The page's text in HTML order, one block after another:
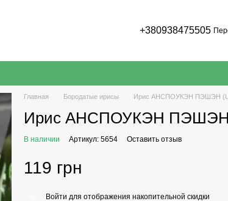
+380938475505
Главная Бородатые ирисы Ирис АНСПОУКЭН ПЭШЭН
Ирис АНСПОУКЭН ПЭШЭН
В наличии Артикул: 5654 Оставить отзыв
119 грн
Войти для отображения накопительной скидки